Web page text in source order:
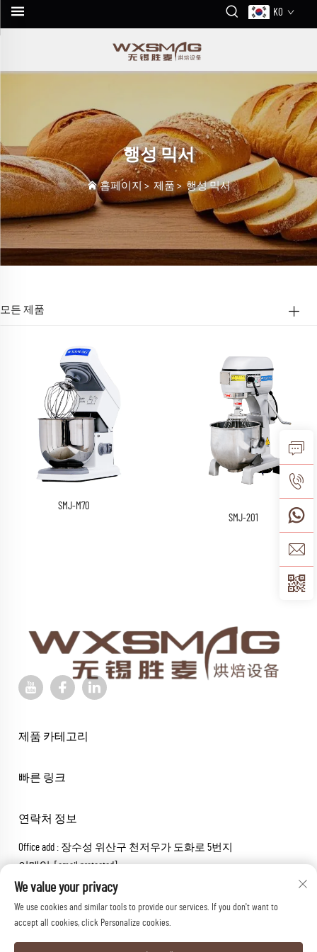
KO
행성 믹서
홈페이지> 제품 >행성 믹서
모든 제품
SMJ-M70
SMJ-201
제품 카테고리
빠른 링크
연락처 정보
Office add : 장수성 위산구 천저우가 도화로 5번지
이메일 :[email protected]
전화번호 :+86-18652826331
Copyright © 2026 wuxi sheng mai machinery co.,ltd. 모든 권리 보유.
We value your privacy
We use cookies and similar tools to provide our services. If you don't want to
accept all cookies, click Personalize cookies.